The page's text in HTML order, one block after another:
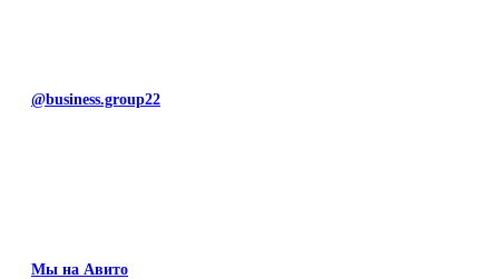
@business.group22
Мы на Авито